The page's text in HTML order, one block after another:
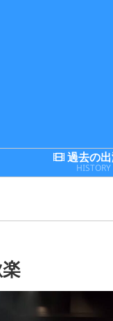
過去の
HISTORY